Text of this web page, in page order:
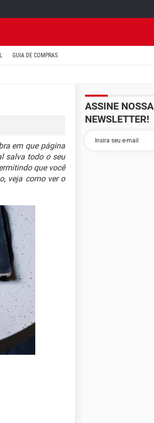
GUIA DE COMPRAS
em que página
salva todo o seu
que você
veja como ver o
ASSINE NOSSA
NEWSLETTER!